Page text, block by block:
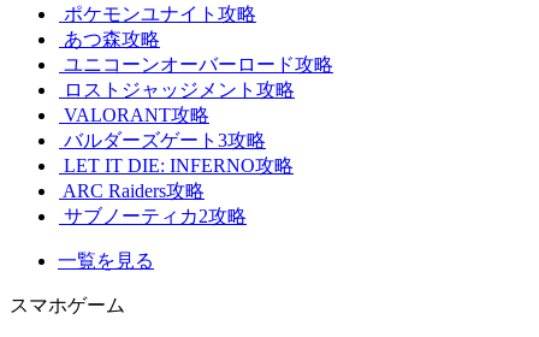
ポケモンユナイト攻略
あつ森攻略
ユニコーンオーバーロード攻略
ロストジャッジメント攻略
VALORANT攻略
バルダーズゲート3攻略
LET IT DIE: INFERNO攻略
ARC Raiders攻略
サブノーティカ2攻略
一覧を見る
スマホゲーム